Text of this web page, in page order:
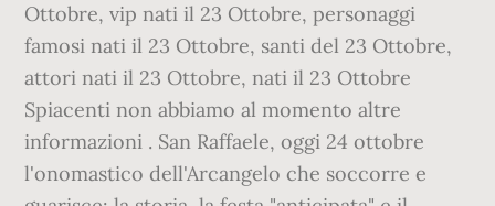
Ottobre, vip nati il 23 Ottobre, personaggi
famosi nati il 23 Ottobre, santi del 23 Ottobre,
attori nati il 23 Ottobre, nati il 23 Ottobre
Spiacenti non abbiamo al momento altre
informazioni . San Raffaele, oggi 24 ottobre
l'onomastico dell'Arcangelo che soccorre e